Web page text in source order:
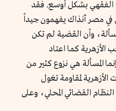
الفقهي بشكل أوسع. فقد
في مصر آنذاك يفهمون جيداً
وأن القضية لم تكن
الأزهرية كما اعتاد
المسألة هي نزوع كثير من
الأزهرية لمقاومة تغول
القضائي المحلي، وعلى